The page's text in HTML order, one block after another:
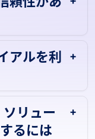
アルを利
リュー
るには